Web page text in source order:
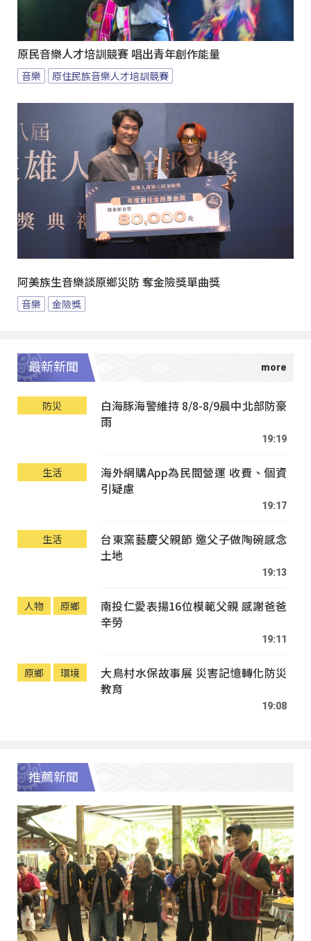
原民音樂人才培訓競賽 唱出青年創作能量
音樂 原住民族音樂人才培訓競賽
阿美族生音樂談原鄉災防 奪金險獎單曲獎
音樂 金險獎
最新新聞
防災
白海豚海警維持 8/8-8/9晨中北部防豪
雨
19:19
生活
海外網購App為民間營運 收費、個資
引疑慮
19:17
生活
台東窯藝慶父親節 邀父子做陶碗感念
土地
19:13
人物 原鄉
南投仁愛表揚16位模範父親 感謝爸爸
辛勞
19:11
原鄉 環境
大鳥村水保故事展 災害記憶轉化防災
教育
19:08
推薦新聞